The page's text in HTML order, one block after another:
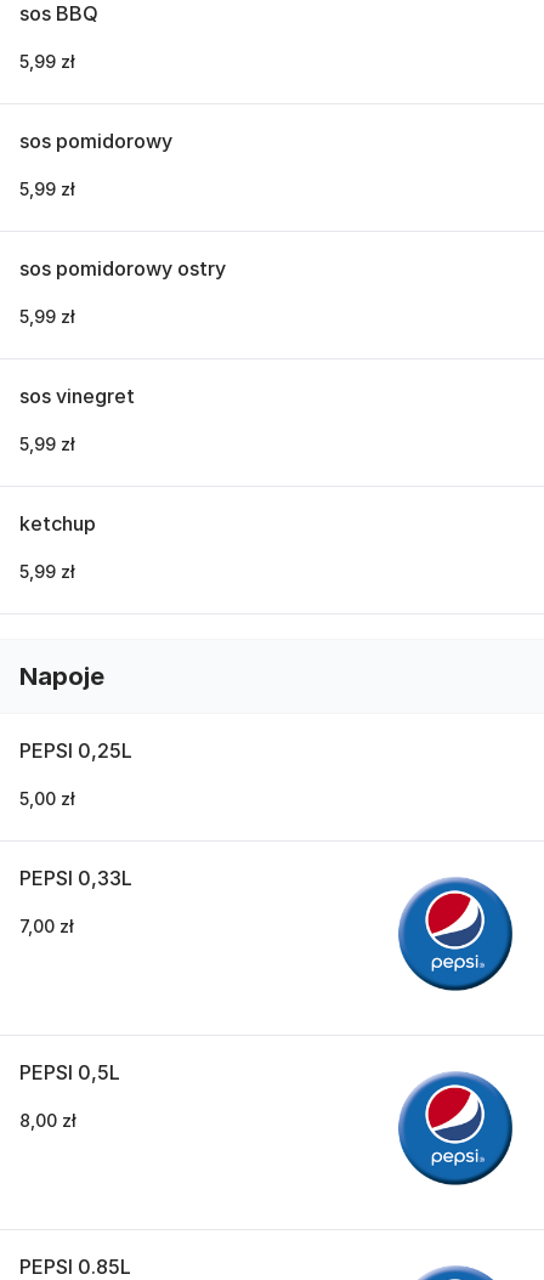
sos BBQ
5,99 zł
sos pomidorowy
5,99 zł
sos pomidorowy ostry
5,99 zł
sos vinegret
5,99 zł
ketchup
5,99 zł
Napoje
PEPSI 0,25L
5,00 zł
PEPSI 0,33L
7,00 zł
PEPSI 0,5L
8,00 zł
PEPSI 0.85L